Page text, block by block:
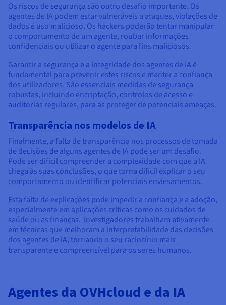
Os riscos de segurança são outro desafio importante. Os
agentes de IA podem estar vulneráveis a ataques, violações de
dados e uso malicioso. Os hackers poderão tentar manipular
o comportamento de um agente, roubar informações
confidenciais ou utilizar o agente para fins maliciosos.
Garantir a segurança e a integridade dos agentes de IA é
fundamental para prevenir estes riscos e manter a confiança
dos utilizadores. São essenciais medidas de segurança
robustas, incluindo encriptação, controlos de acesso e
auditorias regulares, para as proteger de potenciais ameaças.
Transparência nos modelos de IA
Finalmente, a falta de transparência nos processos de tomada
de decisões de alguns agentes de IA pode ser um desafio.
Pode ser difícil compreender a complexidade com que a IA
chega às suas conclusões, o que torna difícil explicar o seu
comportamento ou identificar potenciais enviesamentos.
Esta falta de explicações pode impedir a confiança e a adoção,
especialmente em aplicações críticas como os cuidados de
saúde ou as finanças. Investigadores trabalham ativamente
em técnicas que melhoram a interpretabilidade das decisões
dos agentes de IA, tornando o seu raciocínio mais
transparente e compreensível para os seres humanos.
Agentes da OVHcloud e da IA